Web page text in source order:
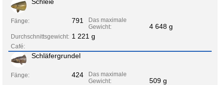
Fänge: 791
Das maximale
Gewicht:
4 648 g
Durchschnittsgewicht: 1 221 g
Café:
Schläfergrundel
Fänge: 424
Das maximale
Gewicht:
509 g